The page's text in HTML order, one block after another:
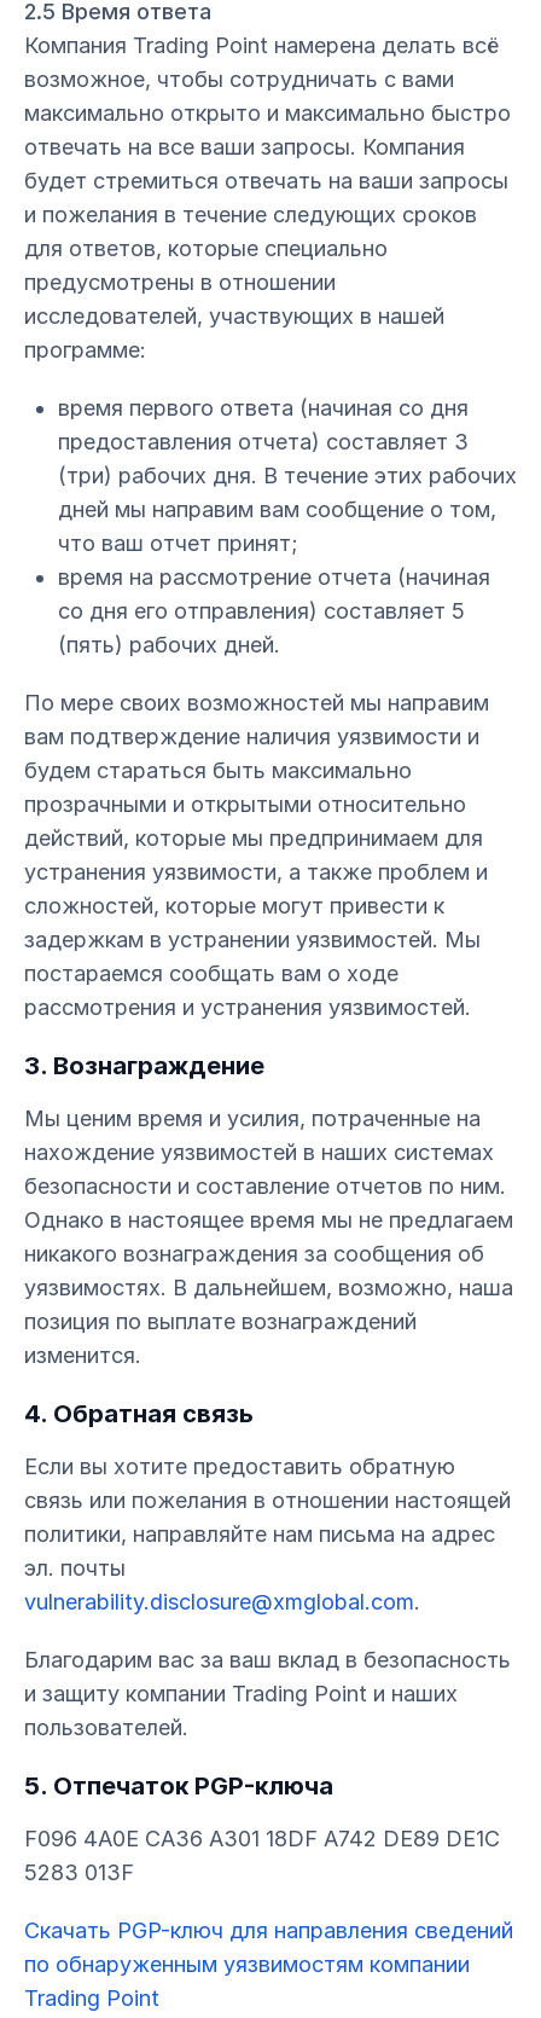
2.5 Время ответа
Компания Trading Point намерена делать всё
возможное, чтобы сотрудничать с вами
максимально открыто и максимально быстро
отвечать на все ваши запросы. Компания
будет стремиться отвечать на ваши запросы
и пожелания в течение следующих сроков
для ответов, которые специально
предусмотрены в отношении
исследователей, участвующих в нашей
программе:
время первого ответа (начиная со дня
предоставления отчета) составляет 3
(три) рабочих дня. В течение этих рабочих
дней мы направим вам сообщение о том,
что ваш отчет принят;
время на рассмотрение отчета (начиная
со дня его отправления) составляет 5
(пять) рабочих дней.
По мере своих возможностей мы направим
вам подтверждение наличия уязвимости и
будем стараться быть максимально
прозрачными и открытыми относительно
действий, которые мы предпринимаем для
устранения уязвимости, а также проблем и
сложностей, которые могут привести к
задержкам в устранении уязвимостей. Мы
постараемся сообщать вам о ходе
рассмотрения и устранения уязвимостей.
3. Вознаграждение
Мы ценим время и усилия, потраченные на
нахождение уязвимостей в наших системах
безопасности и составление отчетов по ним.
Однако в настоящее время мы не предлагаем
никакого вознаграждения за сообщения об
уязвимостях. В дальнейшем, возможно, наша
позиция по выплате вознаграждений
изменится.
4. Обратная связь
Если вы хотите предоставить обратную
связь или пожелания в отношении настоящей
политики, направляйте нам письма на адрес
эл. почты
vulnerability.disclosure@xmglobal.com.
Благодарим вас за ваш вклад в безопасность
и защиту компании Trading Point и наших
пользователей.
5. Отпечаток PGP-ключа
F096 4A0E CA36 A301 18DF A742 DE89 DE1C
5283 013F
Скачать PGP-ключ для направления сведений
по обнаруженным уязвимостям компании
Trading Point